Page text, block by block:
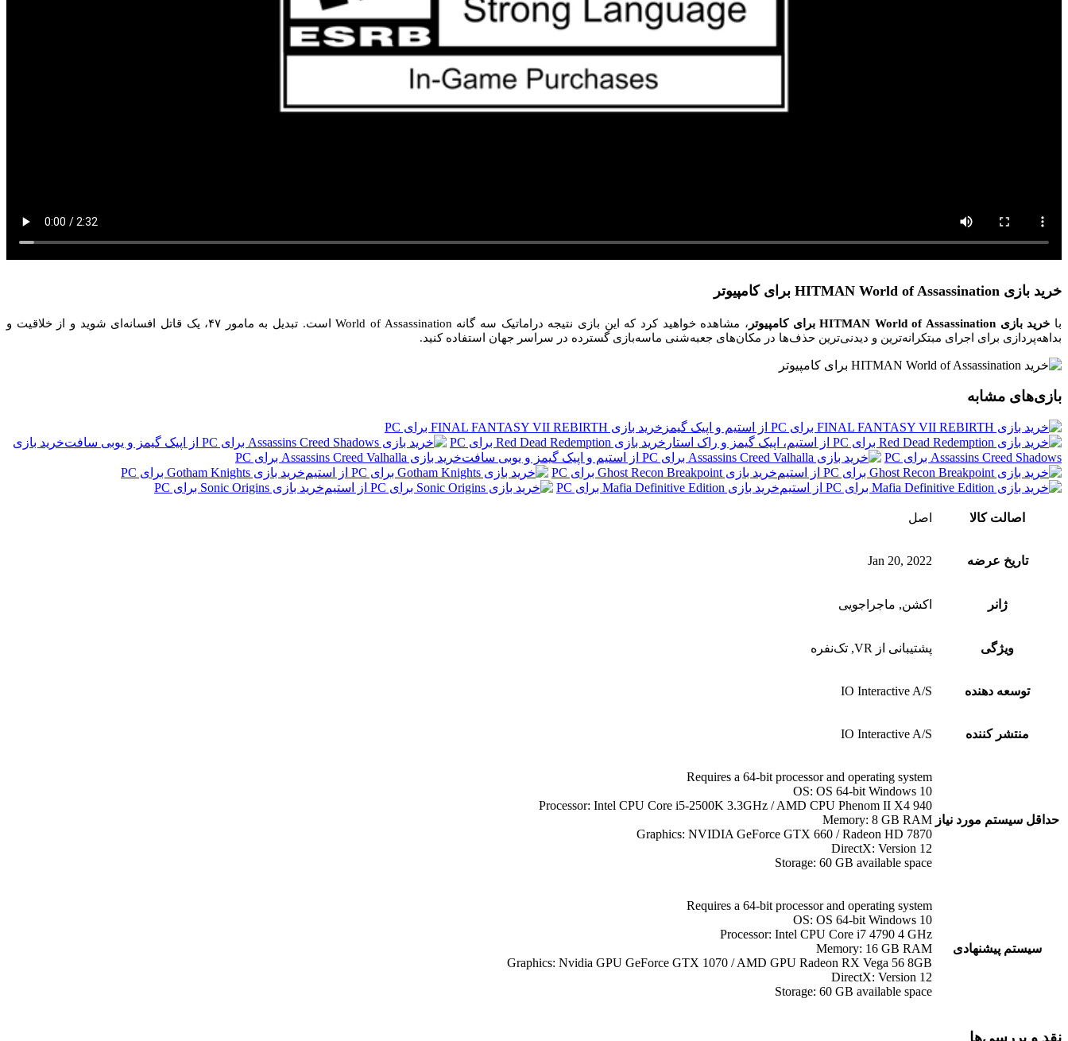
خرید بازی HITMAN World of Assassination برای کامپیوتر
با خرید بازی HITMAN World of Assassination برای کامپیوتر
، مشاهده خواهید کرد که این بازی نتیجه دراماتیک سه گانه World of Assassination است. تبدیل به مامور ۴۷، یک قاتل افسانه‌ای شوید و از خلاقیت و
بداهه‌پردازی برای اجرای مبتکرانه‌ترین و دیدنی‌ترین حذف‌ها در مکان‌های جعبه‌شنی ماسه‌بازی گسترده در سراسر جهان استفاده کنید.
بازی‌های مشابه
خرید بازی FINAL FANTASY VII REBIRTH برای PC
خرید بازی Red Dead Redemption برای PC
خرید بازی
Assassins Creed Shadows برای PC
خرید بازی Assassins Creed Valhalla برای PC
خرید بازی Ghost Recon Breakpoint برای PC
خرید بازی Gotham Knights برای PC
خرید بازی Mafia Definitive Edition برای PC
خرید بازی Sonic Origins برای PC
اصالت کالا اصل
تاریخ عرضه Jan 20, 2022
ژانر اکشن, ماجراجویی
ویژگی‌ پشتیبانی از VR, تک‌نفره
توسعه دهنده IO Interactive A/S
منتشر کننده IO Interactive A/S
حداقل سیستم مورد نیاز
Requires a 64-bit processor and operating system
OS: OS 64-bit Windows 10
Processor: Intel CPU Core i5-2500K 3.3GHz / AMD CPU Phenom II X4 940
Memory: 8 GB RAM
Graphics: NVIDIA GeForce GTX 660 / Radeon HD 7870
DirectX: Version 12
Storage: 60 GB available space
سیستم پیشنهادی
Requires a 64-bit processor and operating system
OS: OS 64-bit Windows 10
Processor: Intel CPU Core i7 4790 4 GHz
Memory: 16 GB RAM
Graphics: Nvidia GPU GeForce GTX 1070 / AMD GPU Radeon RX Vega 56 8GB
DirectX: Version 12
Storage: 60 GB available space
نقد و بررسی‌ها